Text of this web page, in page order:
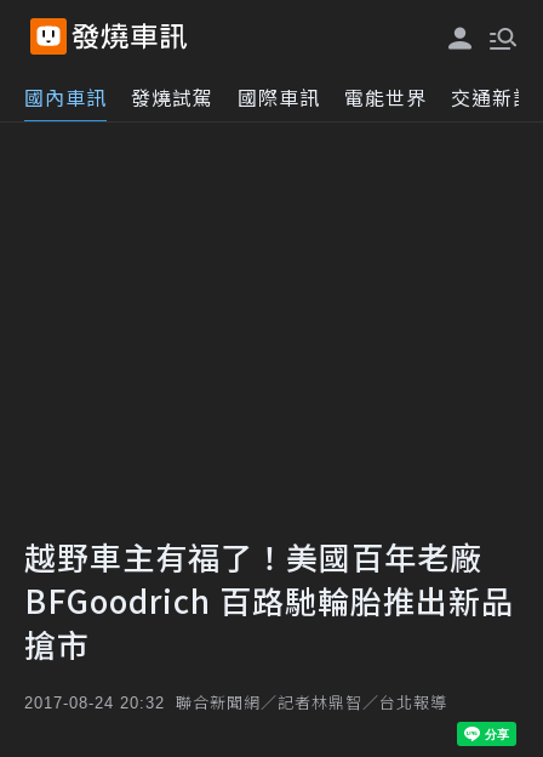
國內車訊 發燒試駕 國際車訊 電能世界 交通新訊
越野車主有福了！美國百年老廠
BFGoodrich 百路馳輪胎推出新品
搶市
2017-08-24 20:32 聯合新聞網／記者林鼎智／台北報導